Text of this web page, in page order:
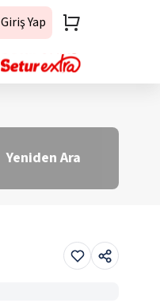
Giriş Yap
Yeniden Ara